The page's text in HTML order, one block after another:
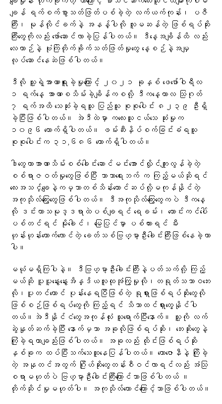
ချန် ရက်စက်စွာသတ်ဖြတ်ပစ်ခဲ့တဲ့ လက်ယက်ကုန်း၊ ပဇီ
ကြီး၊ မုန်လိုင်ခက်နဲ့ အနန့်ပါလို လူမဆန်တဲ့ ဖြစ်ရပ်ဆိုး
ကြီးတွေကိုလည်း ဖော်ဆောင်လာခဲ့ပြန်ပါတယ်။ ဒီနေ့အချိန်ထိ လည်း
လေယာဉ်နဲ့ ဗုံးကြဲတိုက်ခိုက်သတ်ဖြတ်မှုတွေ နေ့စဉ်နဲ့အမျှ
လုပ်ဆောင်နေဆဲဖြစ်ပါတယ်။
ဒီလို သူ့ရဲ့အာဏာရူးခဲ့မှုကြောင့် ၂၀၂၁ ခုနှစ် ဖေဖော်ဝါရီလ
၁ ရက်နေ့ အာဏာစသိမ်းခဲ့ချိန်ကစလို့ ဒီကနေ့ကာလ သြဂုတ်
၇ ရက်အထိ သေဆုံးခဲ့ရသူ ပြည်သူ စုစုပေါင်း ၈၂၃၉ ဦးရှိ
ခဲ့ပြီးဖြစ်ပါတယ်။ အဲဒီထဲမှာ ကလေးသူငယ်သေ ဆုံးမှုက
၁၀၉၆ ယောက်ရှိပါတယ်။ ဖမ်းဆီးနှိပ်စက်ခြင်းခံရသူ
စုစုပေါင်းက ၃၁,၆၈၆ ယောက်ရှိပါတယ်။
ဒါတွေဟာအာဏာသိမ်းစစ်ခေါင်းဆောင်မင်းအောင်လှိုင်ကျူးလွန်ခဲ့တဲ့
စစ်ရာဇဝတ်မှုတွေဖြစ်ပြီး ဘာသာရေးဘက် က ကြည့်မယ်ဆိုရင်
လေးအသ‌င်္ချေနဲ့ကမ္ဘာတစ်သိန်းတောင်ဆပ်လို့မကုန်နိုင်တဲ့
အကုသိုလ်ကြွေးတွေဖြစ်ပါတယ်။ ဒီအကုသိုလ်ကြွေးတွေကပဲ ဒီကနေ့
လို ဒင်းဟာသမုဒ္ဒရာထဲပစ်ချရင် ရေခမ်း၊ ကောင်းကင်ပေါ်
ပစ်တင်ရင် မိုးခေါင်၊ မြေပြင်မှာ ပစ်ထားရင် မီး
ဟုန်းဟုန်းတောက်လောင်တဲ့ ခေတ်သစ်ဗြဟ္မာ့ဦးခေါင်းကြီးဖြစ်နေခဲ့တာ
ပါ။
မယုံမရှိကြပါနဲ့။ ဒီဗြဟ္မာ့ဦးခေါင်းကြီးနဲ့ပတ်သက်လို့ ကြည့်
မယ်ဆို ပူပူနွေးနွေးအိန္ဒိယလူထုအုံကြွမှုလို၊တရုတ်သဘာဝဘေး
လို၊ပူတင်တောင် ပုန်းနေရပြီဖြစ်တဲ့ ရုရှားဖြစ်ရပ်ဆိုးတွေလို
ဖြစ်စဉ်ဖြစ်ရပ်တွေကို ကြည့်ရင် သိသာထင်ရှားတွေ့နိုင်ပါ
တယ်။အဲဒီနိုင်ငံတွေအကုန်လုံး သူရောက်ပြီးနောက်။ သူ့ကို လက်
ဆွဲနှုတ်ဆက်ခဲ့ပြီး နောက်မှသာ အခုလိုဖြစ်ရပ်ဆိုး၊ ဘေးဆိုးတွေနဲ့
ကြုံခဲ့ရတာချည်းဖြစ်ပါတယ်။ အခုလည်း ထိုင်းဖြစ်ရပ်ဆိုး
နှစ်ခုက ထပ်ပြီးသက်သေထူနေပြန်ပါတယ်။ ​ကော​ဇောနီနဲ့ ကြိုခဲ့
တဲ့ အနုတင်အတွက် ဂြိုဟ်ဆိုး​တွေတန်းစီဝင်လာရင်လည်း အံသြ
စရာမဟုတ်ပဲ ဗြဟ္မာ့ဦးခေါင်းကြီး​ကြောင်သာဖြစ်ပါတယ် ။
တိုက်ဆိုင်မှုမဟုတ်ပါ။ အကုသိုလ်​ကောင်ကြောင့်သာဖြစ်ပါတယ်။